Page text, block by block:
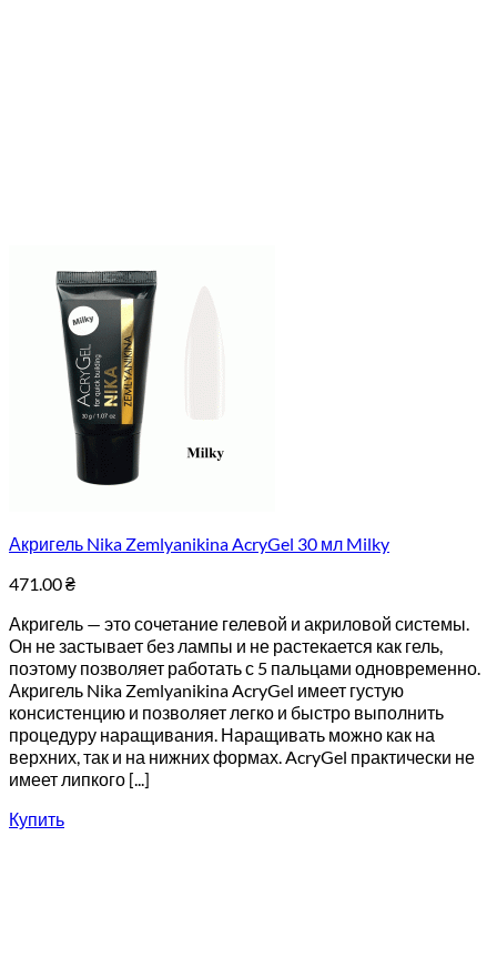
Акригель Nika Zemlyanikina AcryGel 30 мл Milky
471.00₴
Акригель — это сочетание гелевой и акриловой системы.
Он не застывает без лампы и не растекается как гель,
поэтому позволяет работать с 5 пальцами одновременно.
Акригель Nika Zemlyanikina AcryGel имеет густую
консистенцию и позволяет легко и быстро выполнить
процедуру наращивания. Наращивать можно как на
верхних, так и на нижних формах. AcryGel практически не
имеет липкого [...]
Купить